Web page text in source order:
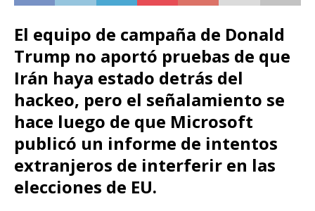
El equipo de campaña de Donald
Trump no aportó pruebas de que
Irán haya estado detrás del
hackeo, pero el señalamiento se
hace luego de que Microsoft
publicó un informe de intentos
extranjeros de interferir en las
elecciones de EU.